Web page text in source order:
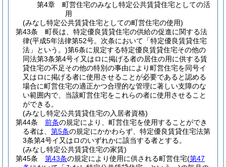
第4章
町営住宅のみなし特定公共賃貸住宅としての活
用
(みなし特定公共賃貸住宅としての町営住宅の使用)
第43条
町長は、特定優良賃貸住宅の供給の促進に関する法
律(平成5年法律第52号。次条において「特定優良賃貸住宅
法」という。)第6条に規定する特定優良賃貸住宅その他の
同法第3条第4号イ又はロに掲げる者の居住の用に供する賃
貸住宅の不足その他の特別の事由により町営住宅を同号イ
又はロに掲げる者に使用させることが必要であると認める
場合に町営住宅の適正かつ合理的な管理に著しい支障のな
い範囲内で、当該町営住宅をこれらの者に使用させること
ができる。
(みなし特定公共賃貸住宅の入居者資格)
第44条
前条の規定により、町営住宅を使用することができ
る者は、 第5条の規定にかかわらず、特定優良賃貸住宅法第
3条第4号イ又はロのいずれかに該当する者とする。
(みなし特定公共賃貸住宅の家賃)
第45条
第43条の規定により使用に供される町営住宅(第47